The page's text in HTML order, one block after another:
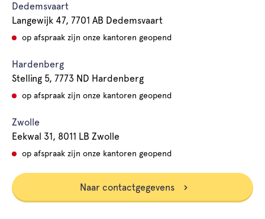
Dedemsvaart
Langewijk 47, 7701 AB Dedemsvaart
op afspraak zijn onze kantoren geopend
Hardenberg
Stelling 5, 7773 ND Hardenberg
op afspraak zijn onze kantoren geopend
Zwolle
Eekwal 31, 8011 LB Zwolle
op afspraak zijn onze kantoren geopend
Naar contactgegevens